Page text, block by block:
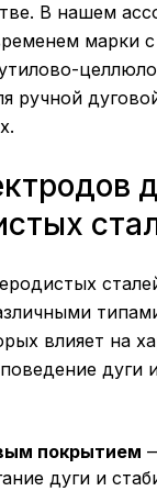
В нашем
марки
ручной
влияет на
дуги
покрытием
дуги и